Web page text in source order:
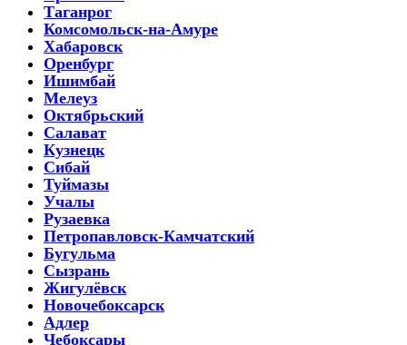
Таганрог
Комсомольск-на-Амуре
Хабаровск
Оренбург
Ишимбай
Мелеуз
Октябрьский
Салават
Кузнецк
Сибай
Туймазы
Учалы
Рузаевка
Петропавловск-Камчатский
Бугульма
Сызрань
Жигулёвск
Новочебоксарск
Адлер
Чебоксары